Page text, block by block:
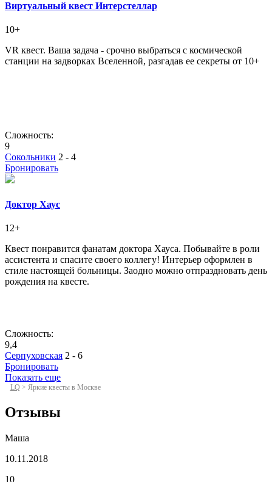
Виртуальный квест Интерстеллар
10+
VR квест. Ваша задача - срочно выбраться с космической
станции на задворках Вселенной, разгадав ее секреты от 10+
Сложность:
9
Сокольники 2 - 4
Бронировать
Доктор Хаус
12+
Квест понравится фанатам доктора Хауса. Побывайте в роли
ассистента и спасите своего коллегу! Интерьер оформлен в
стиле настоящей больницы. Заодно можно отпраздновать день
рождения на квесте.
Сложность:
9,4
Серпуховская 2 - 6
Бронировать
Показать еще
LQ > Яркие квесты в Москве
Отзывы
Маша
10.11.2018
10